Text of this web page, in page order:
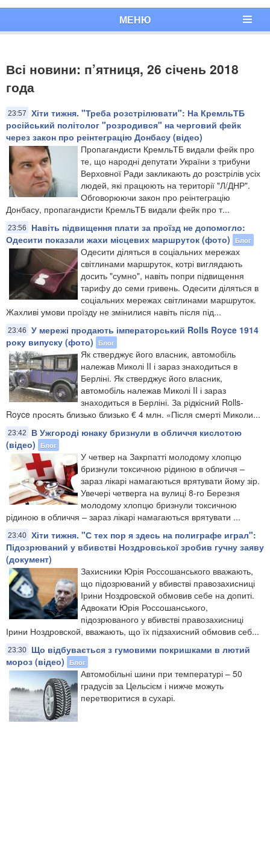
МЕНЮ
Всі новини: п’ятниця, 26 січень 2018
года
23:57
Хіти тижня. "Треба розстрілювати": На КремльТБ
російський політолог "розродився" на черговий фейк
через закон про реінтеграцію Донбасу (відео)
Пропагандисти КремльТБ видали фейк про
те, що народні депутати України з трибуни
Верховної Ради закликають до розстрілів усіх
людей, які працюють на території "Л/ДНР".
Обговорюючи закон про реінтеграцію
Донбасу, пропагандисти КремльТБ видали фейк про т...
23:56
Навіть підвищення плати за проїзд не допомогло:
Одесити показали жахи місцевих маршруток (фото)
Блог
Одесити діляться в соціальних мережах
світлинами маршруток, котрі виглядають
досить "сумно", навіть попри підвищення
тарифу до семи гривень. Одесити діляться в
соціальних мережах світлинами маршруток.
Жахливі умови проїзду не змінилися навіть після під...
23:46
У мережі продають імператорський Rolls Royce 1914
року випуску (фото)
Блог
Як стверджує його власник, автомобіль
належав Миколі II і зараз знаходиться в
Берліні. Як стверджує його власник,
автомобіль належав Миколі II і зараз
знаходиться в Берліні. За рідкісний Rolls-
Royce просять близько близько € 4 млн. «Після смерті Миколи...
23:42
В Ужгороді юнаку бризнули в обличчя кислотою
(відео)
Блог
У четвер на Закрпатті молодому хлопцю
бризнули токсичною рідиною в обличчя –
зараз лікарі намагаються врятувати йому зір.
Увечері четверга на вулиці 8-го Березня
молодому хлопцю бризнули токсичною
рідиною в обличчя – зараз лікарі намагаються врятувати ...
23:40 Хіти тижня. "С тех пор я здесь на полиграфе играл":
Підозрюваний у вбивстві Ноздровської зробив гучну заяву
(документ)
Захисники Юрія Россошанського вважають,
що підозрюваний у вбивстві правозахисниці
Ірини Ноздровской обмовив себе на допиті.
Адвокати Юрія Россошанського,
підозрюваного у вбивстві правозахисниці
Ірини Ноздровской, вважають, що їх підзахисний обмовив себ...
23:30
Що відбувається з гумовими покришками в лютий
мороз (відео)
Блог
Автомобільні шини при температурі – 50
градусів за Цельсієм і нижче можуть
перетворитися в сухарі.